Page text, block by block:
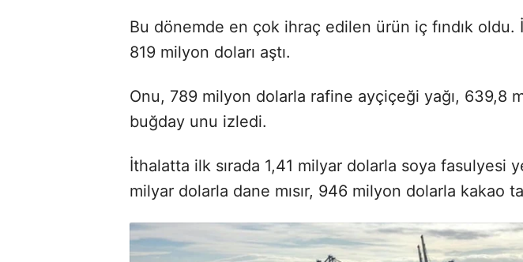
Bu dönemde en çok ihraç edilen ürün iç fındık oldu.
819 milyon doları aştı.
Onu, 789 milyon dolarla rafine ayçiçeği yağı, 639,8
buğday unu izledi.
İthalatta ilk sırada 1,41 milyar dolarla soya fasulyesi
milyar dolarla dane mısır, 946 milyon dolarla kakao